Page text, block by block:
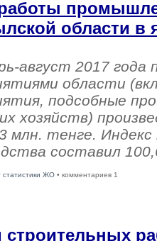
области в
август 2017
области
подсобные
хозяйств)
млн. тенге.
составил
статистики ЖО • комментариев 1